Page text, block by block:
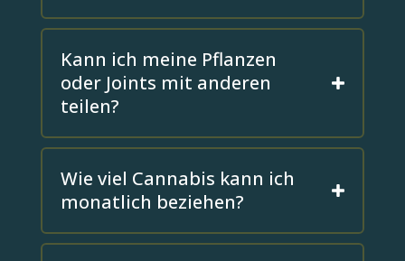
Kann ich meine Pflanzen
oder Joints mit anderen
teilen?
Wie viel Cannabis kann ich
monatlich beziehen?